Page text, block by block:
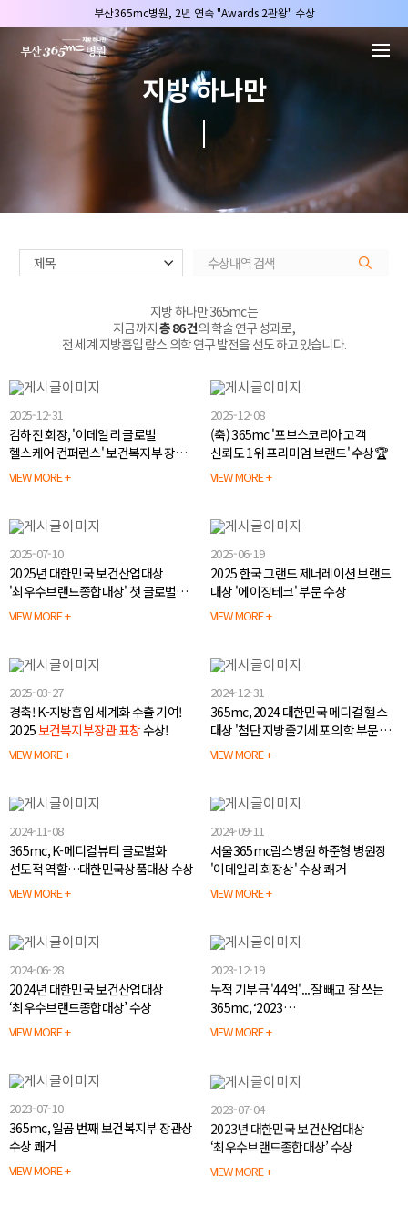
부산365mc병원, 2년 연속 "Awards 2관왕" 수상
2025 "부산365mc 보건복지부 장관상" 수상!
부산365mc병원, 8/15(토) 광복절 정상진료
부산365mc병원, 2년 연속 "Awards 2관왕" 수상
2025 "부산365mc 보건복지부 장관상" 수상!
지방 하나만
지방 하나만 365mc는
지금까지총 86 건의 학술 연구 성과로,
전 세계 지방흡입 람스 의학 연구 발전을 선도 하고 있습니다.
2025-12-31
김하진 회장, '이데일리 글로벌
헬스케어 컨퍼런스' 보건복지부 장관상
수상🏆
VIEW MORE +
2025-12-08
(축) 365mc '포브스코리아 고객
신뢰도 1위 프리미엄 브랜드' 수상🏆️
VIEW MORE +
2025-07-10
2025년 대한민국 보건산업대상
'최우수브랜드종합대상' 첫 글로벌
수상의 영예
VIEW MORE +
2025-06-19
2025 한국 그랜드 제너레이션 브랜드
대상 '에이징테크' 부문 수상
VIEW MORE +
2025-03-27
경축! K-지방흡입 세계화 수출 기여!
2025보건복지부장관 표창수상!
VIEW MORE +
2024-12-31
365mc, 2024 대한민국 메디컬 헬스
대상 '첨단 지방줄기세포 의학 부문
대상' 수상
VIEW MORE +
2024-11-08
365mc, K-메디컬뷰티 글로벌화
선도적 역할…대한민국상품대상 수상
VIEW MORE +
2024-09-11
서울365mc람스병원 하준형 병원장
'이데일리 회장상' 수상 쾌거
VIEW MORE +
2024-06-28
2024년 대한민국 보건산업대상
‘최우수브랜드종합대상’ 수상
VIEW MORE +
2023-12-19
누적 기부금 '44억'...잘 빼고 잘 쓰는
365mc, ‘2023
대한민국사회공헌대상’ 정부 표창
VIEW MORE +
2023-07-10
365mc, 일곱 번째 보건복지부 장관상
수상 쾌거
VIEW MORE +
2023-07-04
2023년 대한민국 보건산업대상
‘최우수브랜드종합대상’ 수상
VIEW MORE +